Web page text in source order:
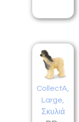
CollectA
Large
Σκυλιά